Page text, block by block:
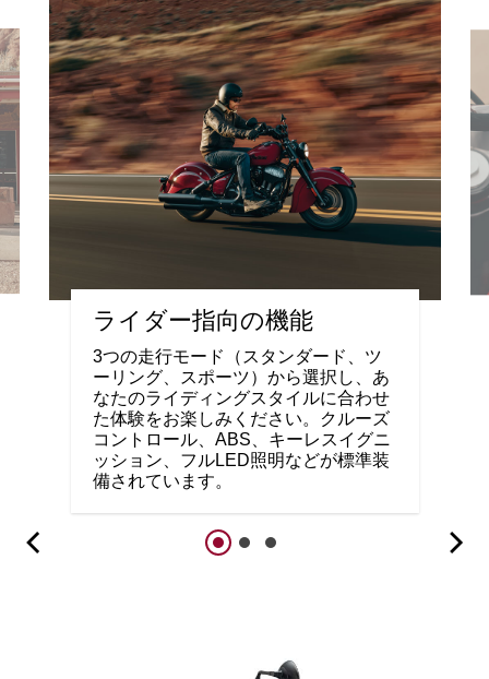
ライダー指向の機能
3つの走行モード（スタンダード、ツ
ーリング、スポーツ）から選択し、あ
なたのライディングスタイルに合わせ
た体験をお楽しみください。クルーズ
コントロール、ABS、キーレスイグニ
ッション、フルLED照明などが標準装
備されています。